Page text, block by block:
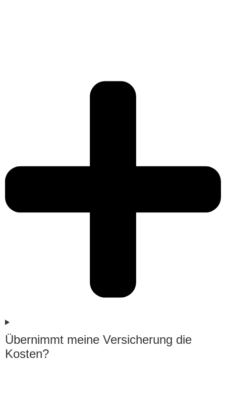
Übernimmt meine Versicherung die
Kosten?